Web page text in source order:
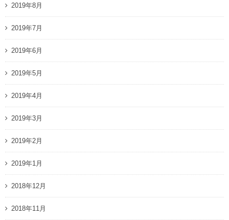
2019年8月
2019年7月
2019年6月
2019年5月
2019年4月
2019年3月
2019年2月
2019年1月
2018年12月
2018年11月